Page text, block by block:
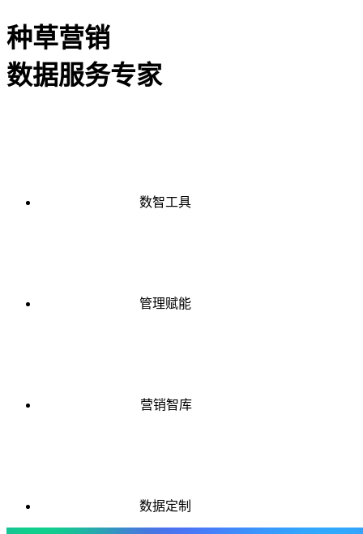
种草营销
数据服务专家
数智工具
管理赋能
营销智库
数据定制